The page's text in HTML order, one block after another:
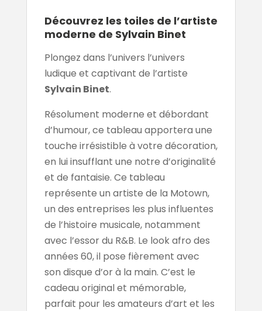
Découvrez les toiles de l’artiste
moderne de Sylvain Binet
Plongez dans l’univers l’univers
ludique et captivant de l’artiste
Sylvain Binet.
Résolument moderne et débordant
d’humour, ce tableau apportera une
touche irrésistible à votre décoration,
en lui insufflant une notre d’originalité
et de fantaisie. Ce tableau
représente un artiste de la Motown,
un des entreprises les plus influentes
de l’histoire musicale, notamment
avec l’essor du R&B. Le look afro des
années 60, il pose fièrement avec
son disque d’or à la main. C’est le
cadeau original et mémorable,
parfait pour les amateurs d’art et les